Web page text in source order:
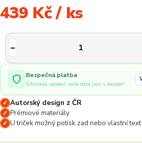
439 Kč / ks
Bezpečná platba
Šifrované spojení, vaše data jsou v bezpečí
✓ Autorský design z ČR
✓ Prémiové materiály
✓ U triček možný potisk zad nebo vlastní text